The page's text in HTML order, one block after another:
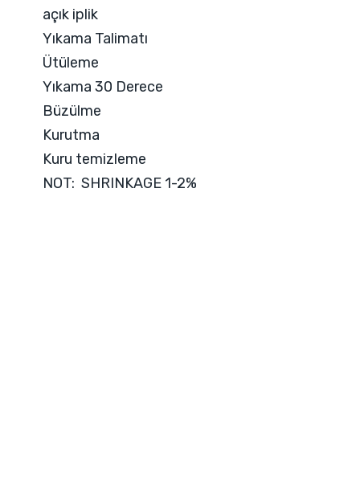
açık iplik
Yıkama Talimatı
Ütüleme
Yıkama 30 Derece
Büzülme
Kurutma
Kuru temizleme
NOT: SHRINKAGE 1-2%